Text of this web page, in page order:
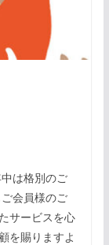
は格別のご
会員様のご
サービスを心
を賜りますよ